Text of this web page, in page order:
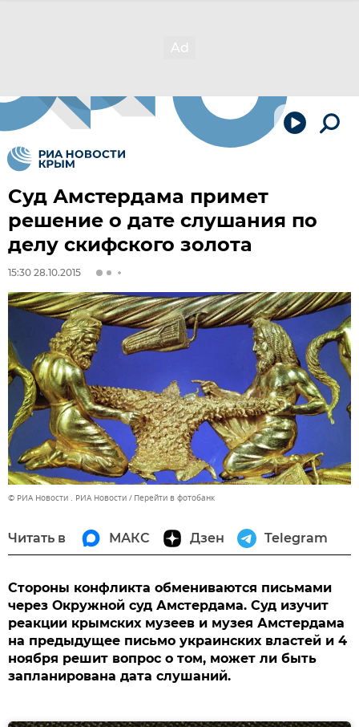
Cуд Амстердама примет
решение о дате слушания по
делу скифского золота
15:30 28.10.2015
© РИА Новости . РИА Новости Перейти в фотобанк
Читать в МАКС Дзен Telegram
Стороны конфликта обмениваются письмами
через Окружной суд Амстердама. Суд изучит
реакции крымских музеев и музея Амстердама
на предыдущее письмо украинских властей и 4
ноября решит вопрос о том, может ли быть
запланирована дата слушаний.